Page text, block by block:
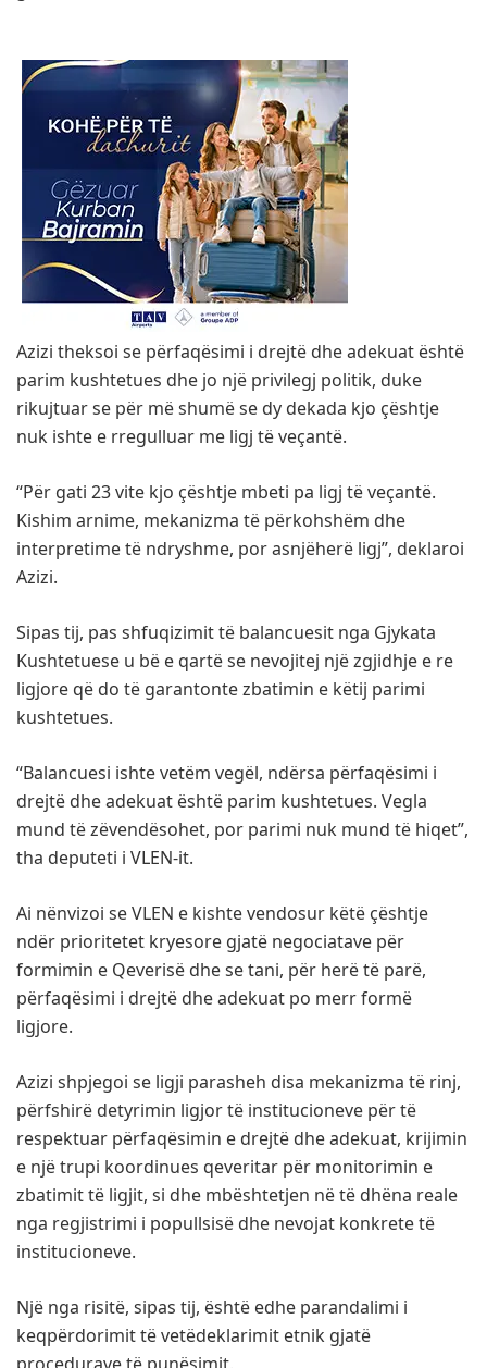
Azizi theksoi se përfaqësimi i drejtë dhe adekuat është
parim kushtetues dhe jo një privilegj politik, duke
rikujtuar se për më shumë se dy dekada kjo çështje
nuk ishte e rregulluar me ligj të veçantë.
“Për gati 23 vite kjo çështje mbeti pa ligj të veçantë.
Kishim arnime, mekanizma të përkohshëm dhe
interpretime të ndryshme, por asnjëherë ligj”, deklaroi
Azizi.
Sipas tij, pas shfuqizimit të balancuesit nga Gjykata
Kushtetuese u bë e qartë se nevojitej një zgjidhje e re
ligjore që do të garantonte zbatimin e këtij parimi
kushtetues.
“Balancuesi ishte vetëm vegël, ndërsa përfaqësimi i
drejtë dhe adekuat është parim kushtetues. Vegla
mund të zëvendësohet, por parimi nuk mund të hiqet”,
tha deputeti i VLEN-it.
Ai nënvizoi se VLEN e kishte vendosur këtë çështje
ndër prioritetet kryesore gjatë negociatave për
formimin e Qeverisë dhe se tani, për herë të parë,
përfaqësimi i drejtë dhe adekuat po merr formë
ligjore.
Azizi shpjegoi se ligji parasheh disa mekanizma të rinj,
përfshirë detyrimin ligjor të institucioneve për të
respektuar përfaqësimin e drejtë dhe adekuat, krijimin
e një trupi koordinues qeveritar për monitorimin e
zbatimit të ligjit, si dhe mbështetjen në të dhëna reale
nga regjistrimi i popullsisë dhe nevojat konkrete të
institucioneve.
Një nga risitë, sipas tij, është edhe parandalimi i
keqpërdorimit të vetëdeklarimit etnik gjatë